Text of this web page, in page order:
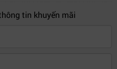
Ethernet, USB-C hoặc
chóng.
tin khuyến mãi